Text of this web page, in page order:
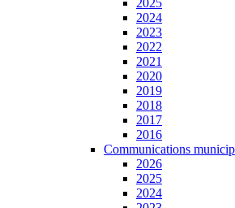
2025
2024
2023
2022
2021
2020
2019
2018
2017
2016
Communications
2026
2025
2024